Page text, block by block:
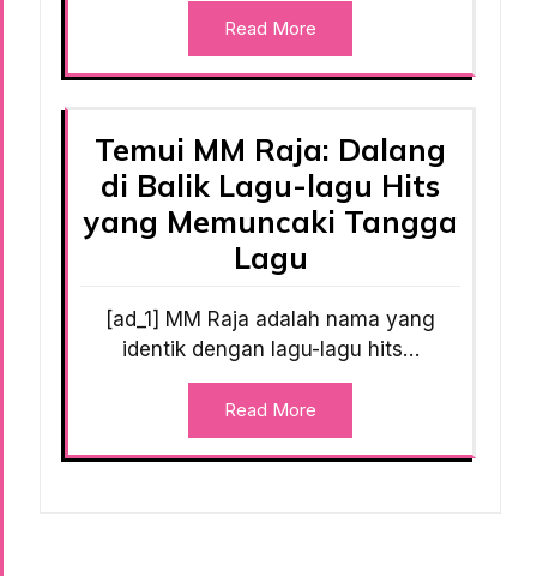
Read More
Temui MM Raja: Dalang
di Balik Lagu-lagu Hits
yang Memuncaki Tangga
Lagu
[ad_1] MM Raja adalah nama yang
identik dengan lagu-lagu hits…
Read More